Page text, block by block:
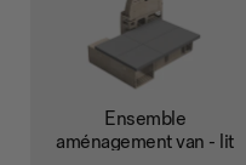
Ensemble
aménagement van - lit